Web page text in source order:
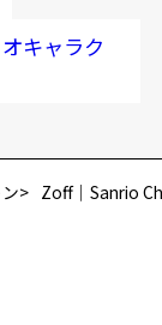
キャラク
Zoff｜Sanrio